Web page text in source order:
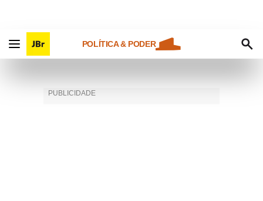
POLÍTICA & PODER